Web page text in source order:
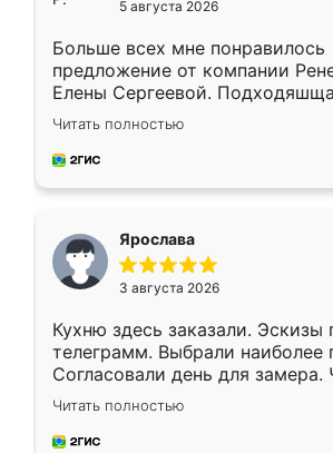
5 августа 2026
Больше всех мне понравилось
предложение от компании
Елены Сергеевой.
короткие сроки изготовления.
для замера сотрудник
предложил по моему эскизу
Читать полностью
Ярослава
3 августа 2026
Кухню здесь заказали. Эскизы
телеграмм. Выбрали наиболее
Согласовали день для замера.
недели кухня была уже готова.
довольны работой. Спасибо
мебель за качественную работу!
Читать полностью